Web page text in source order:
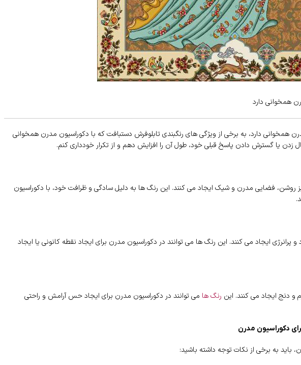
همخوانی دارد
همخوانی دارد، به برخی از ویژگی های رنگبندی تابلوفرش دستبافت که با دکوراسیون مدرن همخوانی
زدن یا گسترش دادن پاسخ قبلی خود، طول آن را افزایش دهم و از تکرار خودداری کنم.
روشن، فضایی مدرن و شیک ایجاد می کنند. این رنگ ها به دلیل سادگی و ظرافت خود، با دکوراسیون
ایجاد می کنند. این رنگ ها می توانند در دکوراسیون مدرن برای ایجاد نقطه کانونی یا ایجاد
و دنج ایجاد می کنند. این رنگ ها می توانند در دکوراسیون مدرن برای ایجاد حس آرامش و راحتی
دکوراسیون مدرن
باید به برخی از نکات توجه داشته باشید: